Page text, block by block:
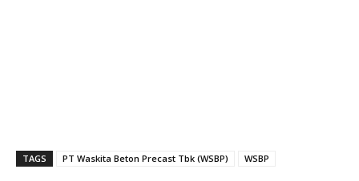
TAGS PT Waskita Beton Precast Tbk (WSBP) WSBP